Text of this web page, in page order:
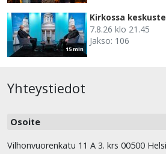
15 min
Kirkossa
7.8.26 klo 21.45
Jakso: 106
Yhteystiedot
Osoite
Vilhonvuorenkatu 11 A 3. krs 00500